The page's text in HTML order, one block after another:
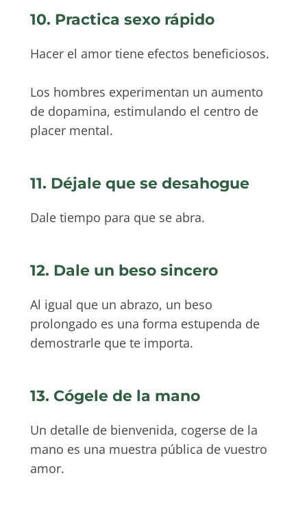
10. Practica sexo rápido
Hacer el amor tiene efectos beneficiosos.
Los hombres experimentan un aumento
de dopamina, estimulando el centro de
placer mental.
11. Déjale que se desahogue
Dale tiempo para que se abra.
12. Dale un beso sincero
Al igual que un abrazo, un beso
prolongado es una forma estupenda de
demostrarle que te importa.
13. Cógele de la mano
Un detalle de bienvenida, cogerse de la
mano es una muestra pública de vuestro
amor.